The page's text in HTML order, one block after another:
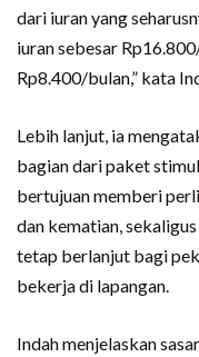
dari iuran yang
iuran sebesar
Rp8.400/bulan,” kata
Lebih lanjut, ia
bagian dari paket
bertujuan memberi
dan kematian,
tetap berlanjut bagi
bekerja di lapangan.
Indah menjelaskan